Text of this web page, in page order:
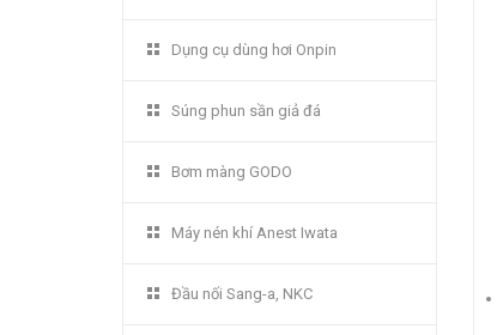
Dụng cụ dùng hơi Onpin
Súng phun sần giả đá
Bơm màng GODO
Máy nén khí Anest Iwata
Đầu nối Sang-a, NKC